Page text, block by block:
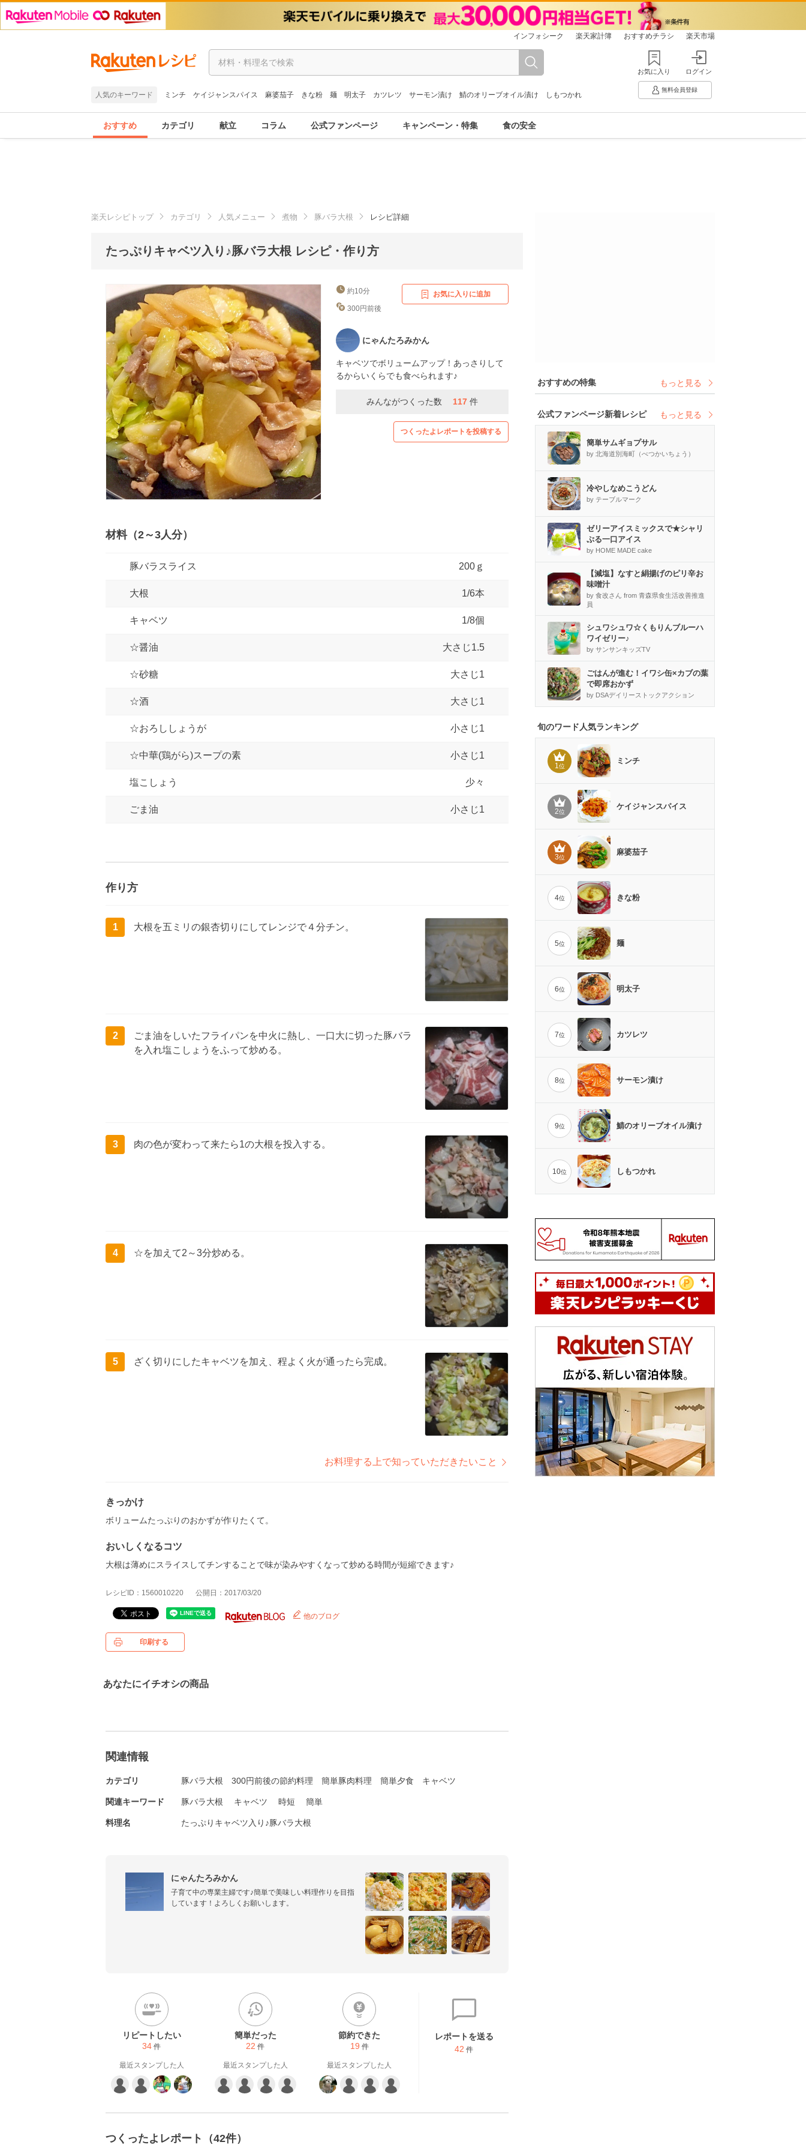
インフォシーク 楽天家計簿 おすすめチラシ 楽天市場
人気のキーワード ミンチ ケイジャンスパイス 麻婆茄子 きな粉 麺 明太子 カツレツ サーモン漬け 鯖のオリーブオイル漬け しもつかれ
お気に入り ログイン
無料会員登録
おすすめ カテゴリ 献立 コラム 公式ファンページ キャンペーン・特集 食の安全
楽天レシピトップ カテゴリ 人気メニュー 煮物 豚バラ大根 レシピ詳細
たっぷりキャベツ入り♪豚バラ大根 レシピ・作り方
約10分
300円前後
お気に入りに追加
にゃんたろみかん
キャベツでボリュームアップ！あっさりして
るからいくらでも食べられます♪
みんながつくった数 117 件
つくったよレポートを投稿する
材料（2～3人分）
豚バラスライス 200ｇ
大根 1/6本
キャベツ 1/8個
☆醤油 大さじ1.5
☆砂糖 大さじ1
☆酒 大さじ1
☆おろししょうが 小さじ1
☆中華(鶏がら)スープの素 小さじ1
塩こしょう 少々
ごま油 小さじ1
作り方
1 大根を五ミリの銀杏切りにしてレンジで４分チン。
2
ごま油をしいたフライパンを中火に熱し、一口大に切った豚バラ
を入れ塩こしょうをふって炒める。
3 肉の色が変わって来たら1の大根を投入する。
4 ☆を加えて2～3分炒める。
5 ざく切りにしたキャベツを加え、程よく火が通ったら完成。
お料理する上で知っていただきたいこと
きっかけ
ボリュームたっぷりのおかずが作りたくて。
おいしくなるコツ
大根は薄めにスライスしてチンすることで味が染みやすくなって炒める時間が短縮できます♪
レシピID：1560010220 公開日：2017/03/20
他のブログ
印刷する
あなたにイチオシの商品
関連情報
カテゴリ 豚バラ大根 300円前後の節約料理 簡単豚肉料理 簡単夕食 キャベツ
関連キーワード 豚バラ大根 キャベツ 時短 簡単
料理名 たっぷりキャベツ入り♪豚バラ大根
にゃんたろみかん
子育て中の専業主婦です♪簡単で美味しい料理作りを目指
しています！よろしくお願いします。
リピートしたい
34 件
最近スタンプした人
簡単だった
22 件
最近スタンプした人
節約できた
19 件
最近スタンプした人
レポートを送る
42 件
つくったよレポート（42件）
おすすめの特集 もっと見る
公式ファンページ新着レシピ もっと見る
簡単サムギョプサル
by 北海道別海町（べつかいちょう）
冷やしなめこうどん
by テーブルマーク
ゼリーアイスミックスで★シャリ
ぷる一口アイス
by HOME MADE cake
【減塩】なすと絹揚げのピリ辛お
味噌汁
by 食改さん from 青森県食生活改善推進
員
シュワシュワ☆くもりんブルーハ
ワイゼリー♪
by サンサンキッズTV
ごはんが進む！イワシ缶×カブの葉
で即席おかず
by DSAデイリーストックアクション
旬のワード人気ランキング
1位
ミンチ
2位
ケイジャンスパイス
3位
麻婆茄子
4位 きな粉
5位 麺
6位 明太子
7位 カツレツ
8位 サーモン漬け
9位 鯖のオリーブオイル漬け
10位 しもつかれ